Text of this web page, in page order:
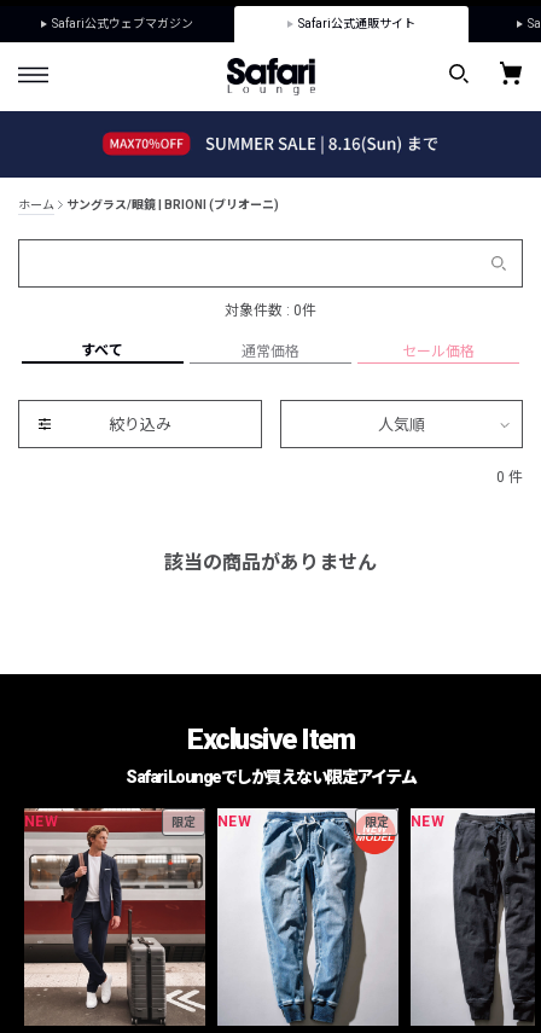
Safari公式ウェブマガジン Safari公式通販サイト
ホーム サングラス/眼鏡 | BRIONI (ブリオーニ)
対象件数 : 0件
すべて 通常価格 セール価格
絞り込み 人気順
0 件
該当の商品がありません
Exclusive Item
Safari Loungeでしか買えない限定アイテム
NEW 限定 NEW 限定 NEW